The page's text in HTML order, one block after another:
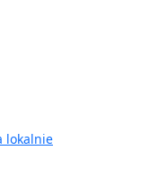
lokalnie